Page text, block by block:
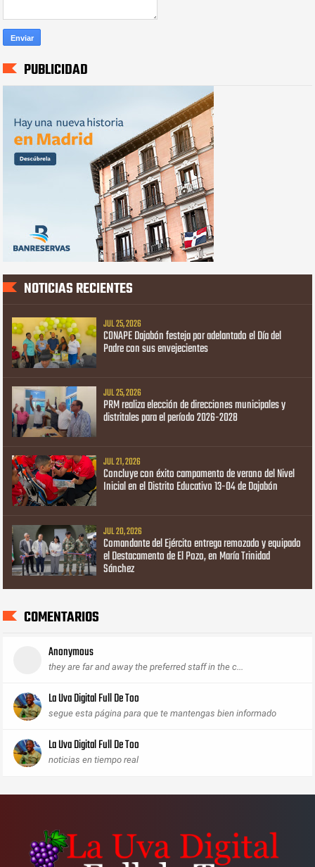
PUBLICIDAD
NOTICIAS RECIENTES
JUL 25, 2026
CONAPE Dajabón festeja por adelantado el Día del
Padre con sus envejecientes
JUL 25, 2026
PRM realiza elección de direcciones municipales y
distritales para el período 2026-2028
JUL 21, 2026
Concluye con éxito campamento de verano del Nivel
Inicial en el Distrito Educativo 13-04 de Dajabón
JUL 20, 2026
Comandante del Ejército entrega remozado y equipado
el Destacamento de El Pozo, en María Trinidad
Sánchez
COMENTARIOS
Anonymous
they are far and away the preferred staff in the c...
La Uva Digital Full De Too
segue esta página para que te mantengas bien informado
La Uva Digital Full De Too
noticias en tiempo real